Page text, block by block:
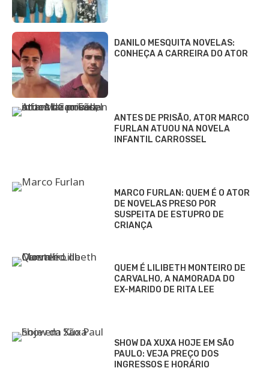
DANILO MESQUITA NOVELAS:
CONHEÇA A CARREIRA DO ATOR
ANTES DE PRISÃO, ATOR MARCO
FURLAN ATUOU NA NOVELA
INFANTIL CARROSSEL
MARCO FURLAN: QUEM É O ATOR
DE NOVELAS PRESO POR
SUSPEITA DE ESTUPRO DE
CRIANÇA
QUEM É LILIBETH MONTEIRO DE
CARVALHO, A NAMORADA DO
EX-MARIDO DE RITA LEE
SHOW DA XUXA HOJE EM SÃO
PAULO: VEJA PREÇO DOS
INGRESSOS E HORÁRIO